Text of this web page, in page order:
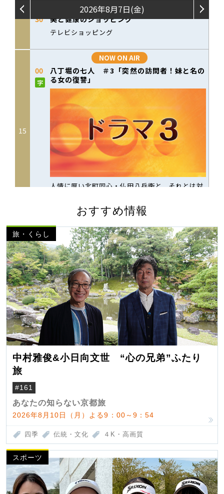
おすすめ情報
旅・くらし
中村雅俊&小日向文世 “心の兄弟”ふたり
旅
#161
あなたの知らない京都旅
2026年8月10日（月）よる9：00～9：54
四季 伝統・文化 ４K・高画質
スポーツ